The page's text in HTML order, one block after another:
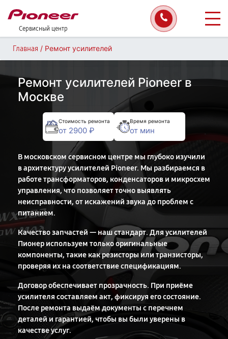
Сервисный центр
Главная / Ремонт усилителей
Ремонт усилителей Pioneer в
Москве
Стоимость ремонта
от 2900 ₽
Время ремонта
от мин
В московском сервисном центре мы глубоко изучили
в архитектуру усилителей Pioneer. Мы разбираемся в
работе трансформаторов, конденсаторов и микросхем
управления, что позволяет точно выявлять
неисправности, от искажений звука до проблем с
питанием.
Качество запчастей — наш стандарт. Для усилителей
Пионер используем только оригинальные
компоненты, такие как резисторы или транзисторы,
проверяя их на соответствие спецификациям.
Договор обеспечивает прозрачность. При приёме
усилителя составляем акт, фиксируя его состояние.
После ремонта выдаём документы с перечнем
деталей и гарантией, чтобы вы были уверены в
качестве услуг.